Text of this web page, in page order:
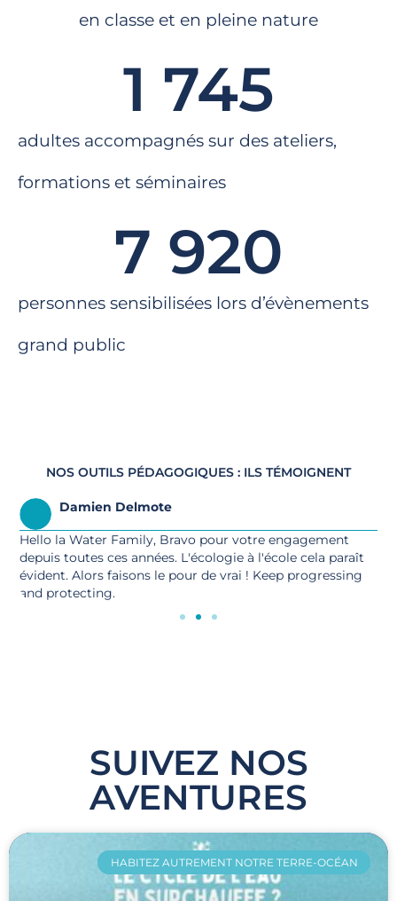
en classe et en pleine nature
adultes accompagnés sur des ateliers,
formations et séminaires
1 745
personnes sensibilisées lors d’évènements
grand public
7 920
NOS OUTILS PÉDAGOGIQUES : ILS TÉMOIGNENT
Damien Delmote
Hello la Water Family, Bravo pour votre engagement
depuis toutes ces années. L'écologie à l'école cela paraît
évident. Alors faisons le pour de vrai ! Keep progressing
and protecting.
SUIVEZ NOS
AVENTURES
HABITEZ AUTREMENT NOTRE TERRE-OCÉAN